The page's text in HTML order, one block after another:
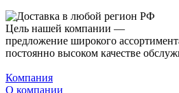
Цель нашей компании —
предложение широкого
постоянно высоком качестве
Компания
О компании